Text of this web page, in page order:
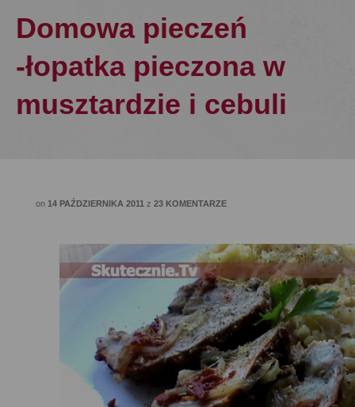
Domowa pieczeń
-łopatka pieczona w
musztardzie i cebuli
on 14 PAŹDZIERNIKA 2011 z 23 KOMENTARZE